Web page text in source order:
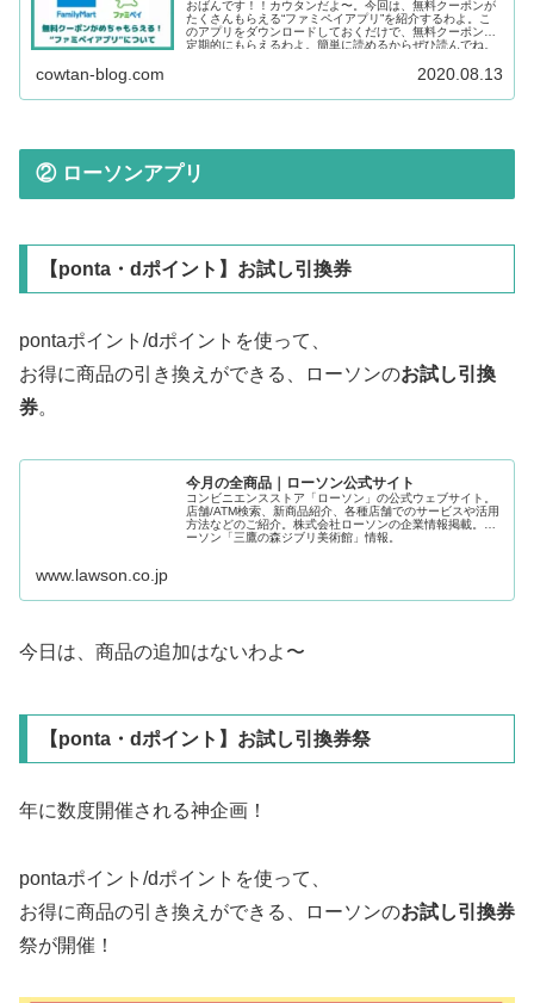
おばんです！！カウタンだよ〜。今回は、無料クーポンが
たくさんもらえる“ファミペイアプリ”を紹介するわよ。こ
のアプリをダウンロードしておくだけで、無料クーポンが
定期的にもらえるわよ。簡単に読めるからぜひ読んでね。
cowtan-blog.com 2020.08.13
② ローソンアプリ
【ponta・dポイント】お試し引換券
pontaポイント/dポイントを使って、
お得に商品の引き換えができる、ローソンのお試し引換
券。
今月の全商品｜ローソン公式サイト
コンビニエンスストア「ローソン」の公式ウェブサイト。
店舗/ATM検索、新商品紹介、各種店舗でのサービスや活用
方法などのご紹介。株式会社ローソンの企業情報掲載。ロ
ーソン「三鷹の森ジブリ美術館」情報。
www.lawson.co.jp
今日は、商品の追加はないわよ〜
【ponta・dポイント】お試し引換券祭
年に数度開催される神企画！
pontaポイント/dポイントを使って、
お得に商品の引き換えができる、ローソンのお試し引換券
祭が開催！